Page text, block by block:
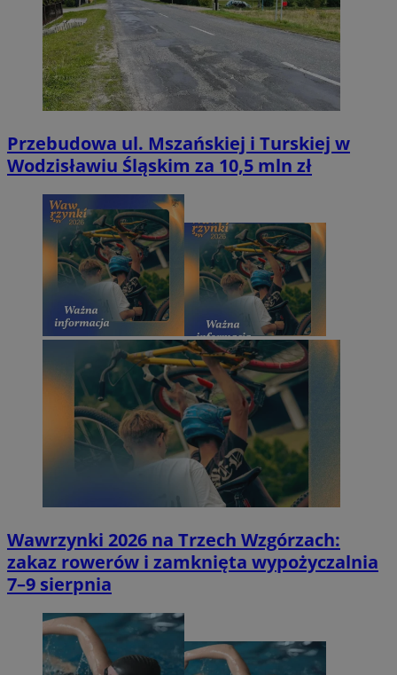
Przebudowa ul. Mszańskiej i Turskiej w
Wodzisławiu Śląskim za 10,5 mln zł
Wawrzynki 2026 na Trzech Wzgórzach:
zakaz rowerów i zamknięta wypożyczalnia
7–9 sierpnia